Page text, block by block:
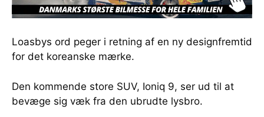
Loasbys ord peger i retning af en ny designfremtid
for det koreanske mærke.
Den kommende store SUV, Ioniq 9, ser ud til at
bevæge sig væk fra den ubrudte lysbro.